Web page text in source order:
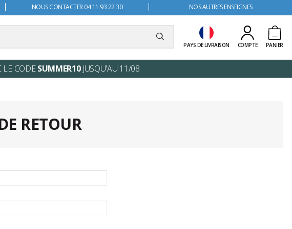
NOUS CONTACTER 04 11 93 22 30 NOS AUTRES ENSEIGNES
PAYS DE LIVRAISON COMPTE PANIER
LE CODESUMMER10JUSQU'AU 11/08
RETOUR